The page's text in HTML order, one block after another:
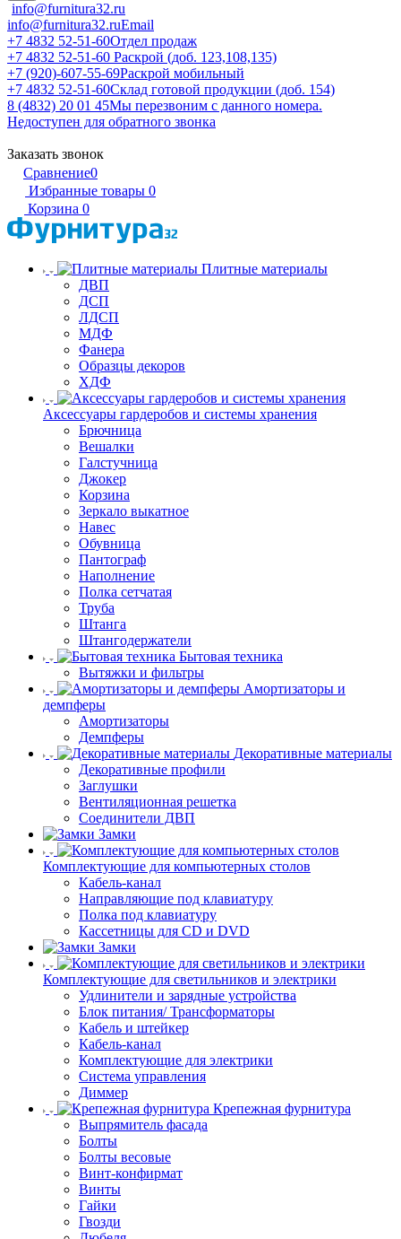
info@furnitura32.ru
info@furnitura32.ruEmail
+7 4832 52-51-60Отдел продаж
+7 4832 52-51-60 Раскрой (доб. 123,108,135)
+7 (920)-607-55-69Раскрой мобильный
+7 4832 52-51-60Склад готовой продукции (доб. 154)
8 (4832) 20 01 45Мы перезвоним с данного номера.
Недоступен для обратного звонка
Заказать звонок
Сравнение0
Избранные товары 0
Корзина 0
Плитные материалы
ДВП
ДСП
ЛДСП
МДФ
Фанера
Образцы декоров
ХДФ
Аксессуары гардеробов и системы хранения
Брючница
Вешалки
Галстучница
Джокер
Корзина
Зеркало выкатное
Навес
Обувница
Пантограф
Наполнение
Полка сетчатая
Труба
Штанга
Штангодержатели
Бытовая техника
Вытяжки и фильтры
Амортизаторы и
демпферы
Амортизаторы
Демпферы
Декоративные материалы
Декоративные профили
Заглушки
Вентиляционная решетка
Соединители ДВП
Замки
Комплектующие для компьютерных столов
Кабель-канал
Направляющие под клавиатуру
Полка под клавиатуру
Кассетницы для CD и DVD
Замки
Комплектующие для светильников и электрики
Удлинители и зарядные устройства
Блок питания/ Трансформаторы
Кабель и штейкер
Кабель-канал
Комплектующие для электрики
Система управления
Диммер
Крепежная фурнитура
Выпрямитель фасада
Болты
Болты весовые
Винт-конфирмат
Винты
Гайки
Гвозди